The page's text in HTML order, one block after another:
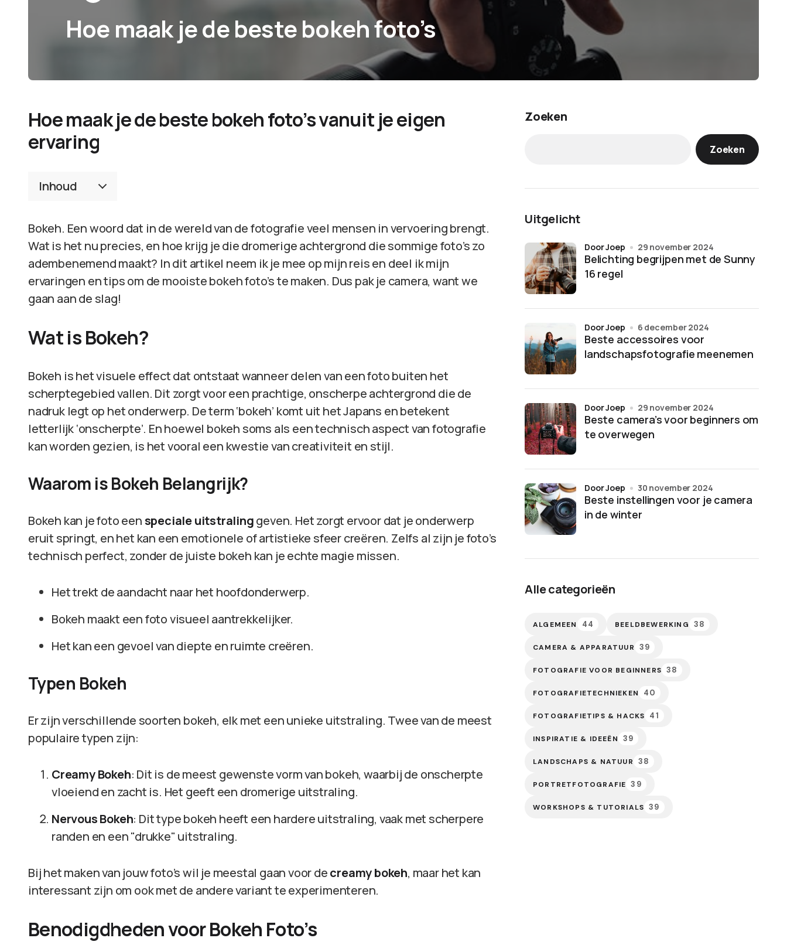
Hoe maak je de beste bokeh foto’s
Hoe maak je de beste bokeh foto’s vanuit je eigen
ervaring
Inhoud
Bokeh. Een woord dat in de wereld van de fotografie veel mensen in vervoering brengt.
Wat is het nu precies, en hoe krijg je die dromerige achtergrond die sommige foto’s zo
adembenemend maakt? In dit artikel neem ik je mee op mijn reis en deel ik mijn
ervaringen en tips om de mooiste bokeh foto’s te maken. Dus pak je camera, want we
gaan aan de slag!
Wat is Bokeh?
Bokeh is het visuele effect dat ontstaat wanneer delen van een foto buiten het
scherptegebied vallen. Dit zorgt voor een prachtige, onscherpe achtergrond die de
nadruk legt op het onderwerp. De term ‘bokeh’ komt uit het Japans en betekent
letterlijk ‘onscherpte’. En hoewel bokeh soms als een technisch aspect van fotografie
kan worden gezien, is het vooral een kwestie van creativiteit en stijl.
Waarom is Bokeh Belangrijk?
Bokeh kan je foto eenspeciale uitstralinggeven. Het zorgt ervoor dat je onderwerp
eruit springt, en het kan een emotionele of artistieke sfeer creëren. Zelfs al zijn je foto’s
technisch perfect, zonder de juiste bokeh kan je echte magie missen.
Het trekt de aandacht naar het hoofdonderwerp.
Bokeh maakt een foto visueel aantrekkelijker.
Het kan een gevoel van diepte en ruimte creëren.
Typen Bokeh
Er zijn verschillende soorten bokeh, elk met een unieke uitstraling. Twee van de meest
populaire typen zijn:
Creamy Bokeh: Dit is de meest gewenste vorm van bokeh, waarbij de onscherpte
vloeiend en zacht is. Het geeft een dromerige uitstraling.
Nervous Bokeh: Dit type bokeh heeft een hardere uitstraling, vaak met scherpere
randen en een "drukke" uitstraling.
Bij het maken van jouw foto’s wil je meestal gaan voor decreamy bokeh, maar het kan
interessant zijn om ook met de andere variant te experimenteren.
Benodigdheden voor Bokeh Foto’s
Zoeken
Zoeken
Uitgelicht
Belichting begrijpen met de Sunny
16 regel
door Joep 29 november 2024
Beste accessoires voor
landschapsfotografie meenemen
door Joep 6 december 2024
Beste camera’s voor beginners om
te overwegen
door Joep 29 november 2024
Beste instellingen voor je camera
in de winter
door Joep 30 november 2024
Alle categorieën
ALGEMEEN 44 BEELDBEWERKING 38
CAMERA & APPARATUUR 39
FOTOGRAFIE VOOR BEGINNERS 38
FOTOGRAFIETECHNIEKEN 40
FOTOGRAFIETIPS & HACKS 41
INSPIRATIE & IDEEËN 39
LANDSCHAPS & NATUUR 38
PORTRETFOTOGRAFIE 39
WORKSHOPS & TUTORIALS 39